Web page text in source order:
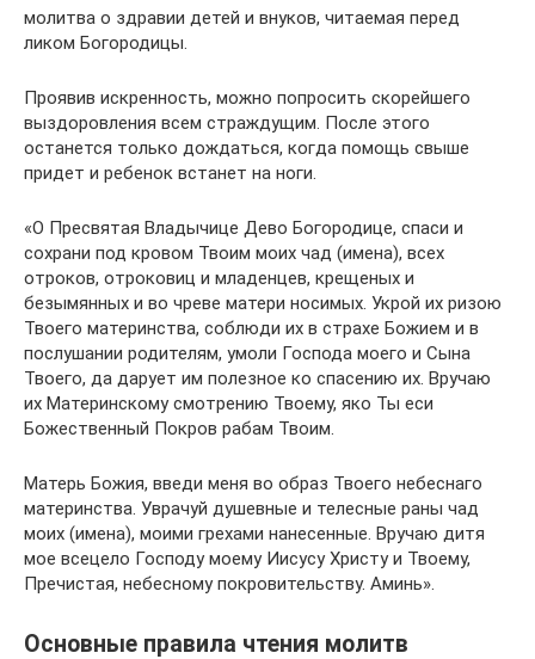
молитва о здравии детей и внуков, читаемая перед
ликом Богородицы.
Проявив искренность, можно попросить скорейшего
выздоровления всем страждущим. После этого
останется только дождаться, когда помощь свыше
придет и ребенок встанет на ноги.
«О Пресвятая Владычице Дево Богородице, спаси и
сохрани под кровом Твоим моих чад (имена), всех
отроков, отроковиц и младенцев, крещеных и
безымянных и во чреве матери носимых. Укрой их ризою
Твоего материнства, соблюди их в страхе Божием и в
послушании родителям, умоли Господа моего и Сына
Твоего, да дарует им полезное ко спасению их. Вручаю
их Материнскому смотрению Твоему, яко Ты еси
Божественный Покров рабам Твоим.
Матерь Божия, введи меня во образ Твоего небеснаго
материнства. Уврачуй душевные и телесные раны чад
моих (имена), моими грехами нанесенные. Вручаю дитя
мое всецело Господу моему Иисусу Христу и Твоему,
Пречистая, небесному покровительству. Аминь».
Основные правила чтения молитв